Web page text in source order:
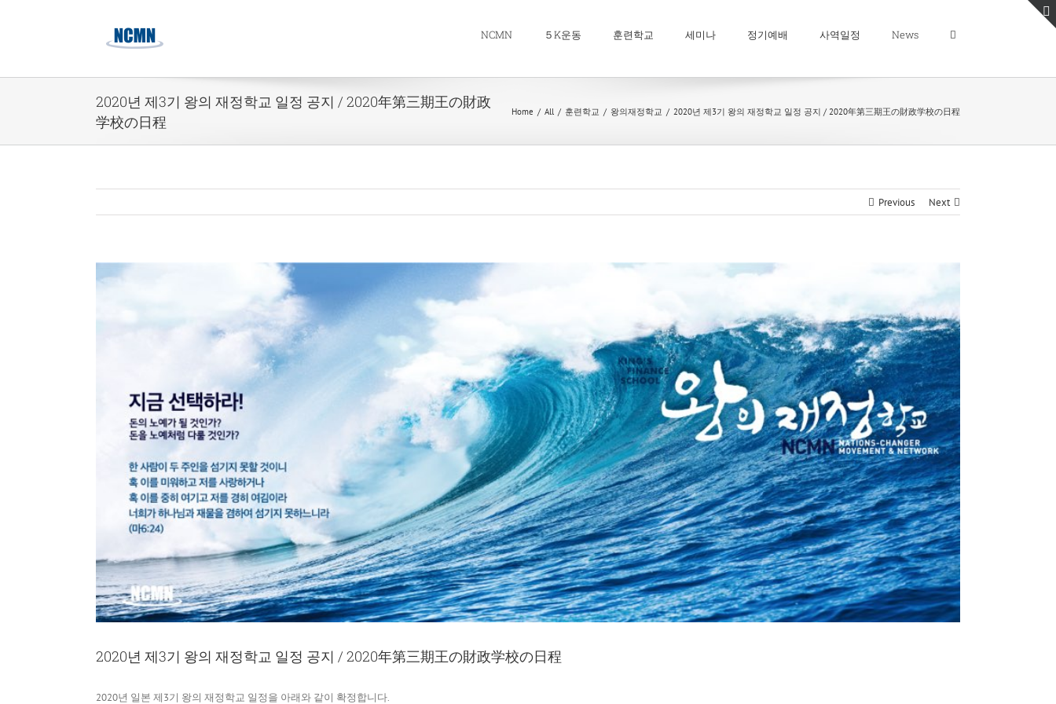
NCMN ５K운동 훈련학교 세미나 정기예배 사역일정 News
2020년 제3기 왕의 재정학교 일정 공지 / 2020年第三期王の財政
学校の日程
Home / All / 훈련학교 / 왕의재정학교 / 2020년 제3기 왕의 재정학교 일정 공지 / 2020年第三期王の財政学校の日程
Previous Next
Larger
2020년 제3기 왕의 재정학교 일정 공지 / 2020年第三期王の財政学校の日程
2020년 일본 제3기 왕의 재정학교 일정을 아래와 같이 확정합니다.